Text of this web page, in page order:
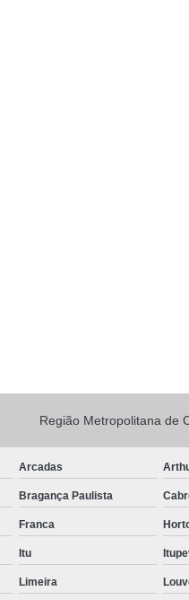
rolo de etiqueta adesiva
kit rolo de etiqueta adesiva
etiqueta adesiva
Região Metropolitana de
Arcadas
Bragança Paulista
Franca
Itu
Limeira